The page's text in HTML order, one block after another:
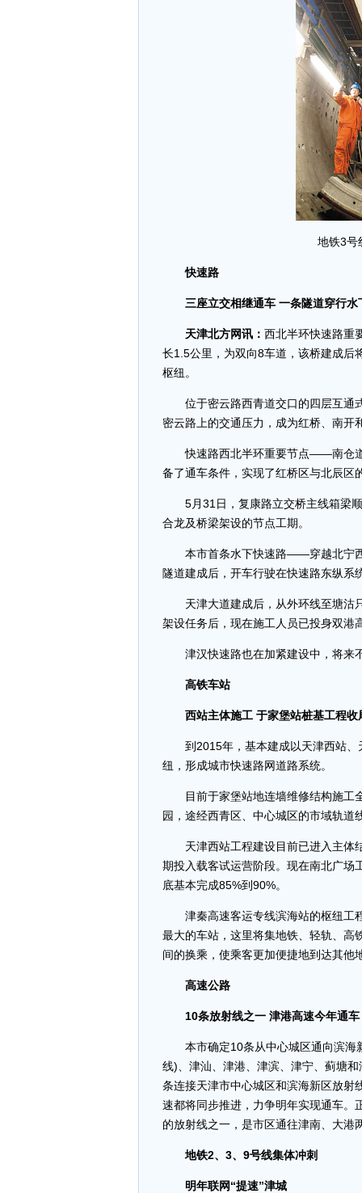
地铁3号
快速路
三座立交相继通车 一条隧道穿行水
天津北方网讯： 西北半环快速路重
长1.5公里，为双向8车道，该桥建成后
枢纽。
位于密云路西青道交口的四层互通
密云路上的交通压力，成为红桥、南开
快速路西北半环重要节点——南仓道
备了通车条件，实现了红桥区与北辰区
5月31日，复康路立交桥主线箱梁顺
合龙及桥梁架设的节点工期。
本市首条水下快速路——穿越北宁西
隧道建成后，开车行驶在快速路东纵系
天津大道建成后，从外环线至塘沽
架设任务后，现在施工人员已投身双港
津汉快速路也在加紧建设中，将来不
高铁车站
西站主体施工 于家堡站桩基工程收
到2015年，基本建成以天津西站、
纽，形成城市快速路网道路系统。
目前于家堡站地连墙维修结构施工
园，途经西青区、中心城区的市域轨道
天津西站工程建设目前已进入主体
期投入载客试运营阶段。现在南北广场
底基本完成85%到90%。
津秦高速客运专线滨海站的枢纽工程
最大的车站，这里将集地铁、轻轨、高
间的换乘，使乘客更加便捷地到达其他
高速公路
10条放射线之一 津港高速今年通车
本市确定10条从中心城区通向滨海
线)、津汕、津港、津滨、津宁、蓟塘
条连接天津市中心城区和滨海新区放射
速都将同步推进，力争明年实现通车。
的放射线之一，是市区通往津南、大港
地铁2、3、9号线集体冲刺
明年联网“提速”津城